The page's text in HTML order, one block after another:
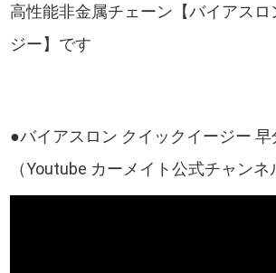
高性能非金属チェーン【バイアスロ
ジー】です
●バイアスロン クイックイージー 早
（Youtube カーメイト公式チャンネ